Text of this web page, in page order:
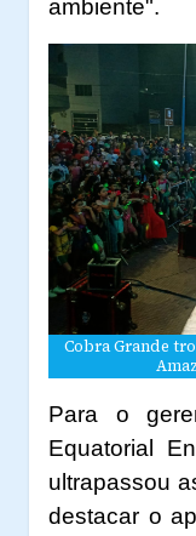
ambiente".
Cobra Grande
Para o
Equatorial
ultrapassou
destacar o